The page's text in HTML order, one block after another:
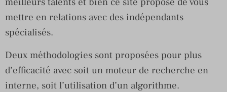
mettre en relations avec des indépendants
spécialisés.
Deux méthodologies sont proposées pour plus
d’efficacité avec soit un moteur de recherche en
interne, soit l’utilisation d’un algorithme.